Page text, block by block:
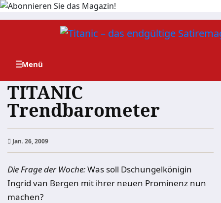
Zum
TITANIC
Trendbarometer
Jan. 26, 2009
Die Frage der Woche:Was soll Dschungelkönigin
Ingrid van Bergen mit ihrer neuen Prominenz nun
machen?